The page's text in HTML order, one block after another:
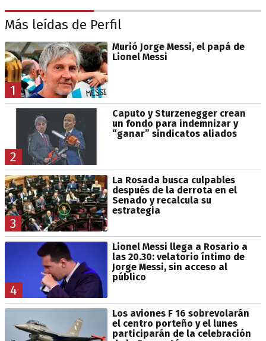
Más leídas de Perfil
1
Murió Jorge Messi, el papá de
Lionel Messi
2
Caputo y Sturzenegger crean
un fondo para indemnizar y
“ganar” sindicatos aliados
3
La Rosada busca culpables
después de la derrota en el
Senado y recalcula su
estrategia
4
Lionel Messi llega a Rosario a
las 20.30: velatorio íntimo de
Jorge Messi, sin acceso al
público
Los aviones F 16 sobrevolarán
el centro porteño y el lunes
participarán de la celebración